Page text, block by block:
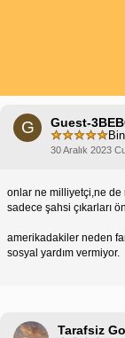
G Guest-
30 Aralık 2023
onlar ne milliyetçi,ne de
sadece şahsi çıkarları
amerikadakiler neden
sosyal yardım vermiyor.
Tarafsiz